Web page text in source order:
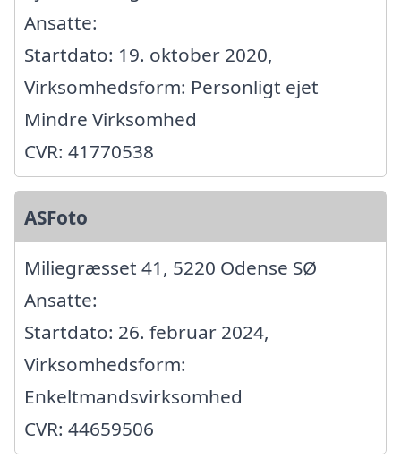
Ansatte:
Startdato: 19. oktober 2020,
Virksomhedsform: Personligt ejet
Mindre Virksomhed
CVR: 41770538
ASFoto
Miliegræsset 41, 5220 Odense SØ
Ansatte:
Startdato: 26. februar 2024,
Virksomhedsform:
Enkeltmandsvirksomhed
CVR: 44659506